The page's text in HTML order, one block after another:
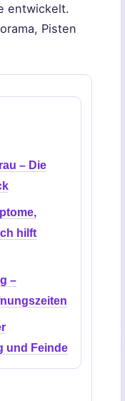
entwickelt.
Pisten
– Die
hilft
–
und Feinde